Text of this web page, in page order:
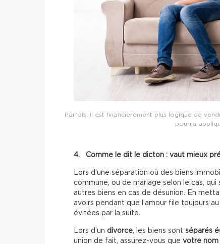
Parfois, il est financièrement plus logique de
pourra
4. Comme le dit le dicton : vaut mieux
Lors d’une séparation où des biens
commune, ou de mariage selon le cas,
autres biens en cas de désunion. En
avoirs pendant que l’amour file toujours
évitées par la suite.
Lors d’un divorce , les biens sont séparés
union de fait, assurez-vous que votre nom